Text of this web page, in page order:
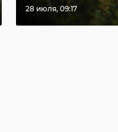
28 июля, 09:17